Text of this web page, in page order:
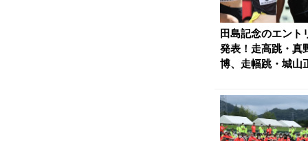
田島記念のエント
発表！走高跳・真
博、走幅跳・城山